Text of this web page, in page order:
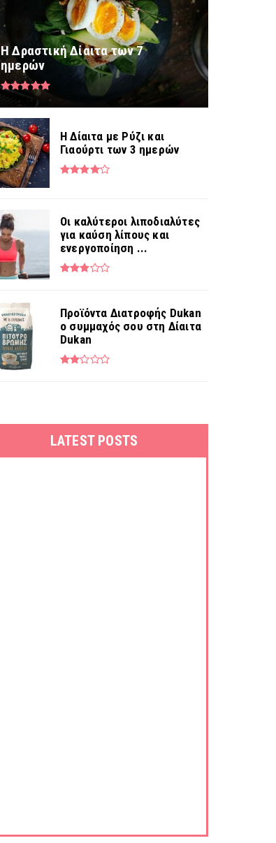
Η Δραστική Δίαιτα των 7
ημερών
Η Δίαιτα με Ρύζι και
Γιαούρτι των 3 ημερών
Οι καλύτεροι λιποδιαλύτες
για καύση λίπους και
ενεργοποίηση ...
Προϊόντα Διατροφής Dukan
ο συμμαχός σου στη Δίαιτα
Dukan
LATEST POSTS